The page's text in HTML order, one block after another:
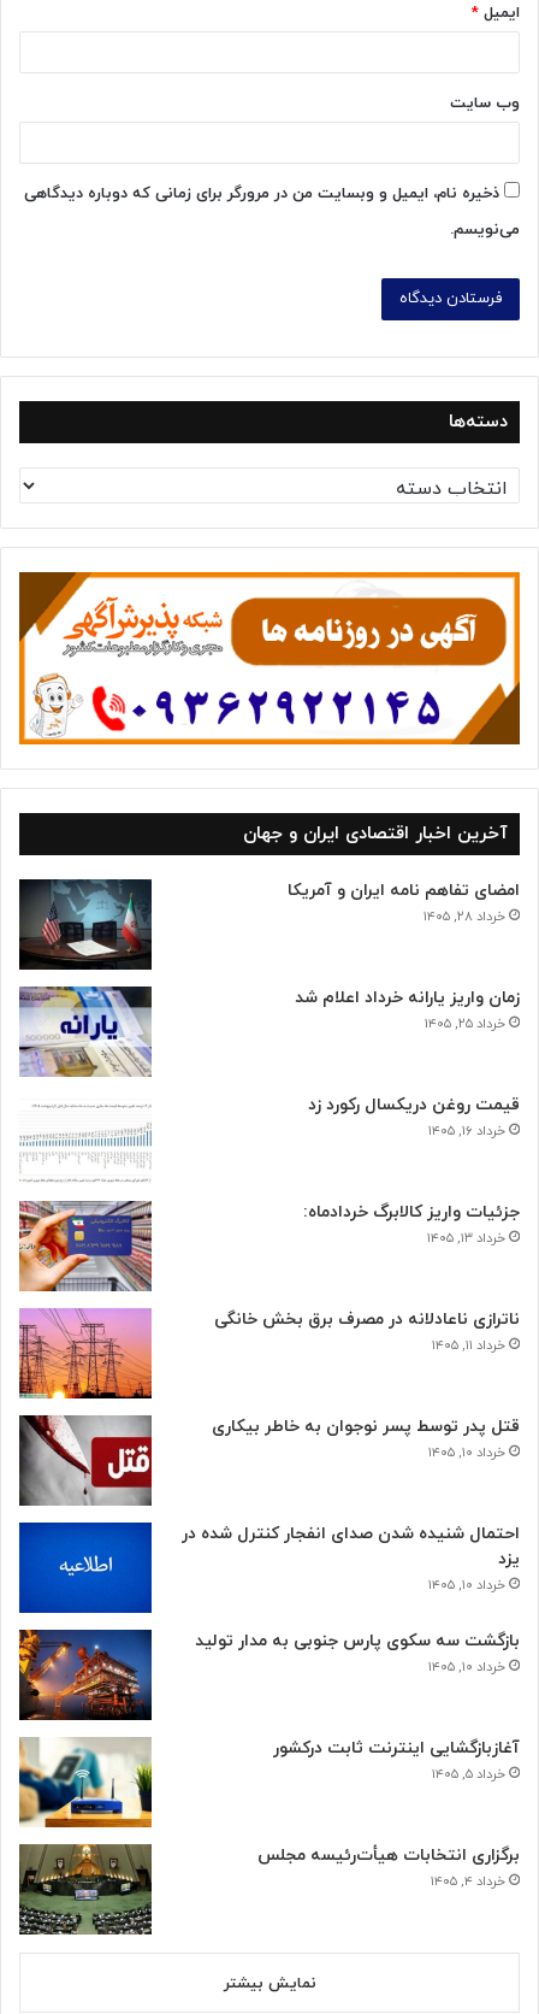
ایمیل *
وب‌ سایت
ذخیره نام، ایمیل و وبسایت من در مرورگر برای زمانی که دوباره دیدگاهی
می‌نویسم.
دسته‌ها
س
ت
ه‌
ه
آخرین اخبار اقتصادی ایران و جهان
امضای تفاهم نامه ایران و آمریکا
خرداد ۲۸, ۱۴۰۵
زمان واریز یارانه خرداد اعلام شد
خرداد ۲۵, ۱۴۰۵
قیمت روغن دریکسال رکورد زد
خرداد ۱۶, ۱۴۰۵
جزئیات واریز کالابرگ خردادماه:
خرداد ۱۳, ۱۴۰۵
ناترازی ناعادلانه در مصرف برق بخش خانگی
خرداد ۱۱, ۱۴۰۵
قتل پدر توسط پسر نوجوان به خاطر بیکاری
خرداد ۱۰, ۱۴۰۵
احتمال شنیده شدن صدای انفجار کنترل شده در
یزد
خرداد ۱۰, ۱۴۰۵
بازگشت سه سکوی پارس جنوبی به مدار تولید
خرداد ۱۰, ۱۴۰۵
آغازبازگشایی اینترنت ثابت درکشور
خرداد ۵, ۱۴۰۵
برگزاری انتخابات هیأت‌رئیسه مجلس
خرداد ۴, ۱۴۰۵
نمایش بیشتر